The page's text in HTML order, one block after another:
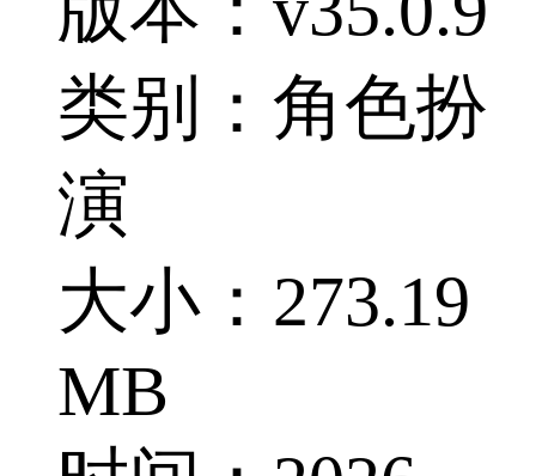
类别：角色扮
演
大小：273.19
MB